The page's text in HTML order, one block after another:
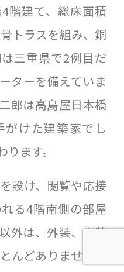
階建て、総床面積
トラスを組み、銅
三重県で2例目だ
ターを備えていま
郎は高島屋日本橋
けた建築家でし
ます。
設け、閲覧や応接
る4階南側の部屋
外は、外装、内装
んどありません。